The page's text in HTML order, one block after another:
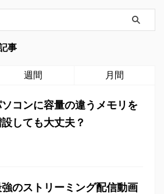
事
週間 月間
コンに容量の違うメモリを
しても大丈夫？
のストリーミング配信動画